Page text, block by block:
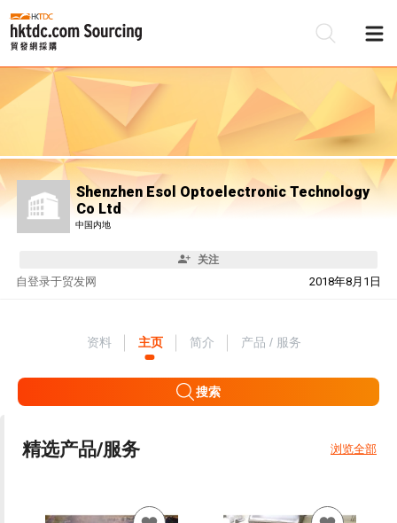
Shenzhen Esol Optoelectronic Technology
Co Ltd
中国内地
关注
自 2018年8月1日
登录于贸发网
资料 主页 简介 产品 / 服务
搜索
精选产品/服务 浏览全部